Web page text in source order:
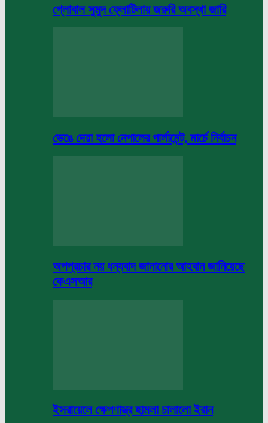
গ্লোবাল সুমুদ ফ্লোটিলায় জরুরি অবস্থা জারি
ভেঙে দেয়া হলো নেপালের পার্লামেন্ট, মার্চে নির্বাচন
অপপ্রচার নয় ধন্যবাদ জানানোর আহবান জানিয়েছে
কেএসআর
ইসরায়েলে ক্ষেপণাস্ত্র হামলা চালালো ইরান